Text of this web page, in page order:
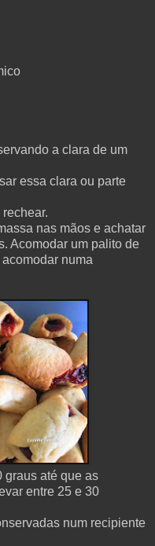
a clara de um
essa clara ou parte
nas mãos e achatar
Acomodar um palito de
numa
graus até que as
entre 25 e 30
num recipiente